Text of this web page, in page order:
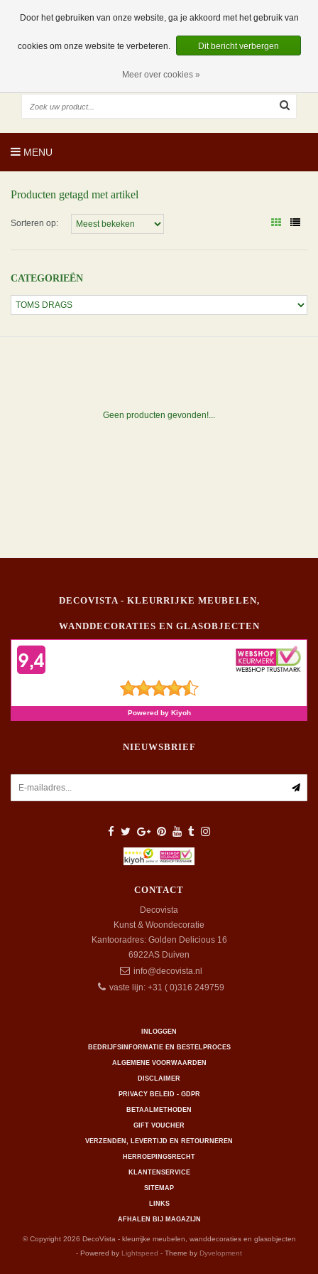
0 Artikelen
NL
EUR
MENU
Producten getagd met artikel
Sorteren op:
CATEGORIEËN
Geen producten gevonden!...
DECOVISTA - KLEURRIJKE MEUBELEN,
WANDDECORATIES EN GLASOBJECTEN
NIEUWSBRIEF
CONTACT
Decovista
Kunst & Woondecoratie
Kantooradres: Golden Delicious 16
6922AS Duiven
info@decovista.nl
vaste lijn: +31 ( 0)316 249759
INLOGGEN
BEDRIJFSINFORMATIE EN BESTELPROCES
ALGEMENE VOORWAARDEN
DISCLAIMER
PRIVACY BELEID - GDPR
BETAALMETHODEN
GIFT VOUCHER
VERZENDEN, LEVERTIJD EN RETOURNEREN
HERROEPINGSRECHT
KLANTENSERVICE
SITEMAP
LINKS
AFHALEN BIJ MAGAZIJN
© Copyright 2026 DecoVista - kleurrijke meubelen, wanddecoraties en glasobjecten
- Powered by Lightspeed - Theme by Dyvelopment
Door het gebruiken van onze website, ga je akkoord met het gebruik van
cookies om onze website te verbeteren. Dit bericht verbergen
Meer over cookies »